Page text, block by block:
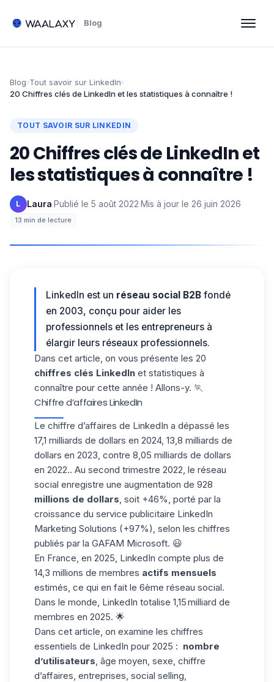
Blog
Blog›Tout savoir sur LinkedIn›
20 Chiffres clés de LinkedIn et les statistiques à connaître !
TOUT SAVOIR SUR LINKEDIN
20 Chiffres clés de LinkedIn et
les statistiques à connaître !
L Laura·Publié le 5 août 2022·Mis à jour le 26 juin 2026·
13 min de lecture
LinkedIn est un réseau social B2B fondé
en 2003, conçu pour aider les
professionnels et les entrepreneurs à
élargir leurs réseaux professionnels.
Dans cet article, on vous présente les 20
chiffres clés LinkedIn et statistiques à
connaître pour cette année ! Allons-y. 🏃
Chiffre d’affaires LinkedIn
Le chiffre d’affaires de LinkedIn a dépassé les
17,1 milliards de dollars en 2024, 13,8 milliards de
dollars en 2023, contre 8,05 milliards de dollars
en 2022.. Au second trimestre 2022, le réseau
social enregistre une augmentation de 928
millions de dollars, soit +46%, porté par la
croissance du service publicitaire LinkedIn
Marketing Solutions (+97%), selon les chiffres
publiés par la GAFAM Microsoft. 😃
En France, en 2025, LinkedIn compte plus de
14,3 millions de membres actifs mensuels
estimés, ce qui en fait le 6ème réseau social.
Dans le monde, LinkedIn totalise 1,15 milliard de
membres en 2025. 🌟
Dans cet article, on examine les chiffres
essentiels de LinkedIn pour 2025 : nombre
d’utilisateurs, âge moyen, sexe, chiffre
d’affaires, entreprises, social selling,